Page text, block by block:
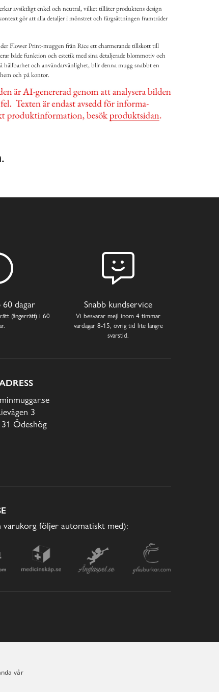
avsiktligt enkel och neutral, vilket tillåter produktens design
gör att alla detaljer i mönstret och färgsättningen framträder
Flower Print-muggen från Rice ett charmerande tillskott till
både funktion och estetik med sina detaljerade blommotiv och
hållbarhet och användarvänlighet, blir denna mugg snabbt en
och på kontor.
dagar
(ångerrätt) i 60
Snabb kundservice
Vi besvarar mejl inom 4 timmar
vardagar 8-15, övrig tid lite längre
svarstid.
3
Ödeshög
varukorg följer automatiskt med):
vår